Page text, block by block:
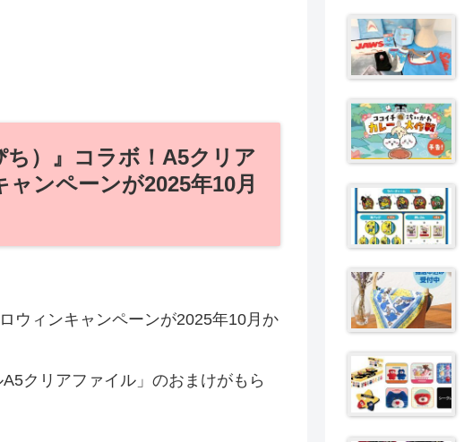
）』コラボ！A5クリア
ンペーンが2025年10月
ウィンキャンペーンが2025年10月か
クリアファイル」のおまけがもら